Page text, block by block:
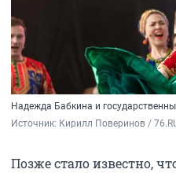
Надежда Бабкина и
Источник: Кирилл Поверинов /
Позже стало известно,